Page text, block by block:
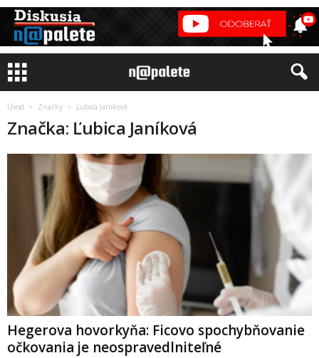
Úvod Značky Ľubica Janíková
Značka: Ľubica Janíková
Hegerova hovorkyňa: Ficovo spochybňovanie
očkovania je neospravedlniteľné